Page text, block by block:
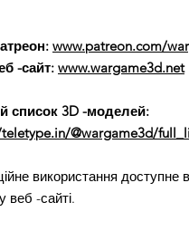
www.patreon.com/
-сайт: www.wargame3d.net
список 3D -моделей:
@wargame3d/
використання
веб -сайті.